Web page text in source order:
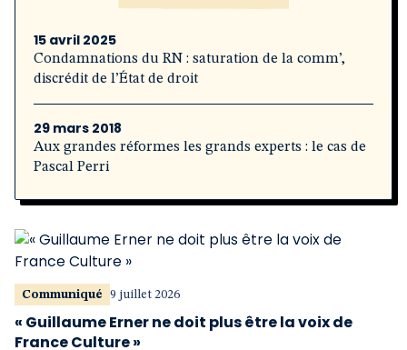
15 avril 2025
Condamnations du RN : saturation de la comm’,
discrédit de l’État de droit
29 mars 2018
Aux grandes réformes les grands experts : le cas de
Pascal Perri
Communiqué 9 juillet 2026
« Guillaume Erner ne doit plus être la voix de
France Culture »